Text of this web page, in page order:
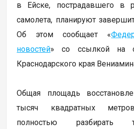
в Ейске, пострадавшего в
самолета, планируют
Об этом сообщает «
новостей» со ссылкой на
Краснодарского края
Общая площадь
тысяч квадратных
полностью разбирать